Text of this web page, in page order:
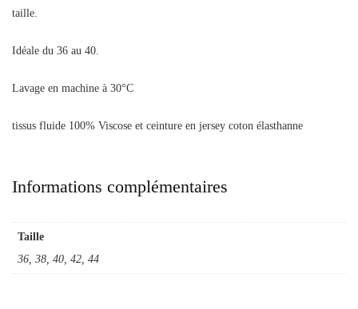
taille.
Idéale du 36 au 40.
Lavage en machine à 30°C
tissus fluide 100% Viscose et ceinture en jersey coton élasthanne
Informations complémentaires
Taille
36, 38, 40, 42, 44